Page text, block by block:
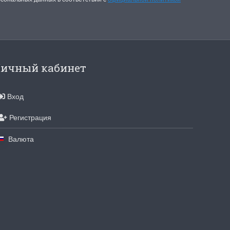
хорошего
кабинет
Вход
Регистрация
Валюта